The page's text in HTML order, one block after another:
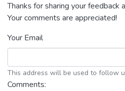
Thanks for sharing your feedback
Your comments are appreciated!
Your Email
This address will be used to follow
Comments: